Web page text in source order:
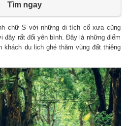
Tìm ngay
chữ S với những di tích cổ xưa cũng
đây rất đổi yên bình. Đây là những điểm
khách du lịch ghé thăm vùng đất thiêng